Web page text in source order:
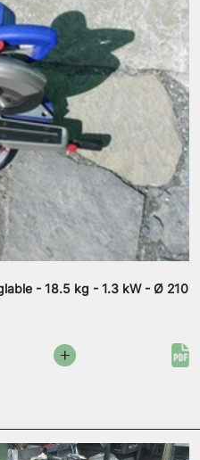
- 18.5 kg - 1.3 kW - Ø 210